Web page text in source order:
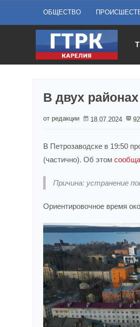
ОБЩЕСТВО
В двух
от редакции 18.07.2024
В Петрозаводске в 19:50
(частично). Об этом
Причина: устранение
Ориентировочное время